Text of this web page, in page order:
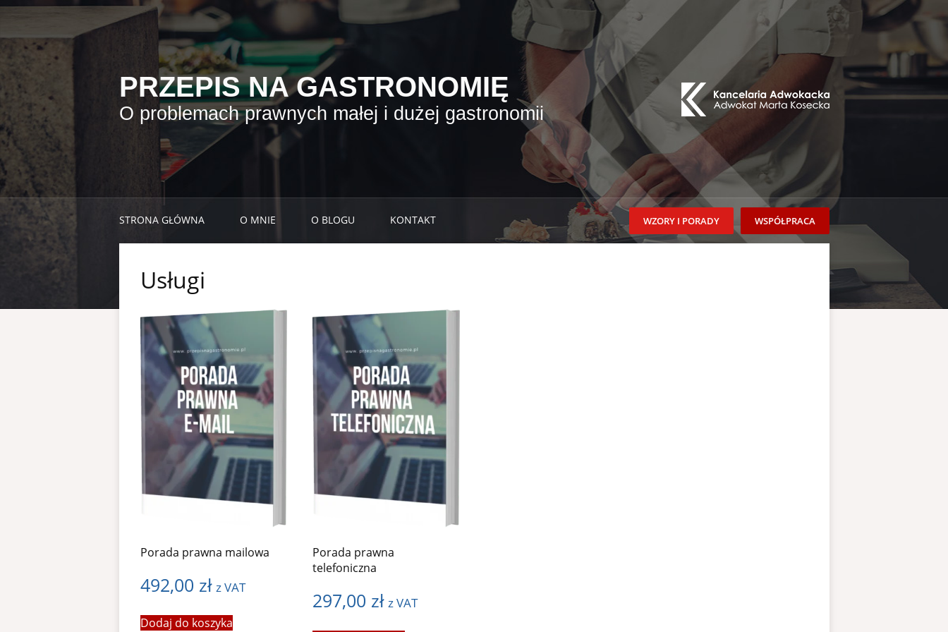
PRZEPIS NA GASTRONOMIĘ
O problemach prawnych małej i dużej gastronomii
STRONA GŁÓWNA O MNIE O BLOGU KONTAKT WSPÓŁPRACA
WZORY I PORADY
Usługi
Porada prawna mailowa
492,00 zł z VAT
Dodaj do koszyka
Porada prawna
telefoniczna
297,00 zł z VAT